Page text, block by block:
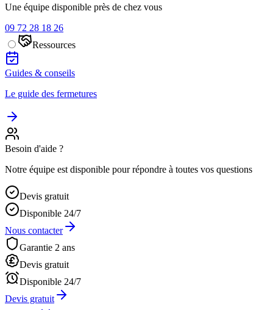
Une équipe disponible près de chez vous
09 72 28 18 26
Ressources
Guides & conseils
Le guide des fermetures
Besoin d'aide ?
Notre équipe est disponible pour répondre à toutes vos questions
Devis gratuit
Disponible 24/7
Nous contacter
Garantie 2 ans
Devis gratuit
Disponible 24/7
Devis gratuit